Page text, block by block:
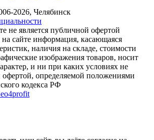
2026, Челябинск
не является публичной офертой
на сайте информация, касающаяся
наличия на складе, стоимости
изображения товаров, носит
и ни при каких условиях не
офертой, определяемой положениями
кодекса РФ